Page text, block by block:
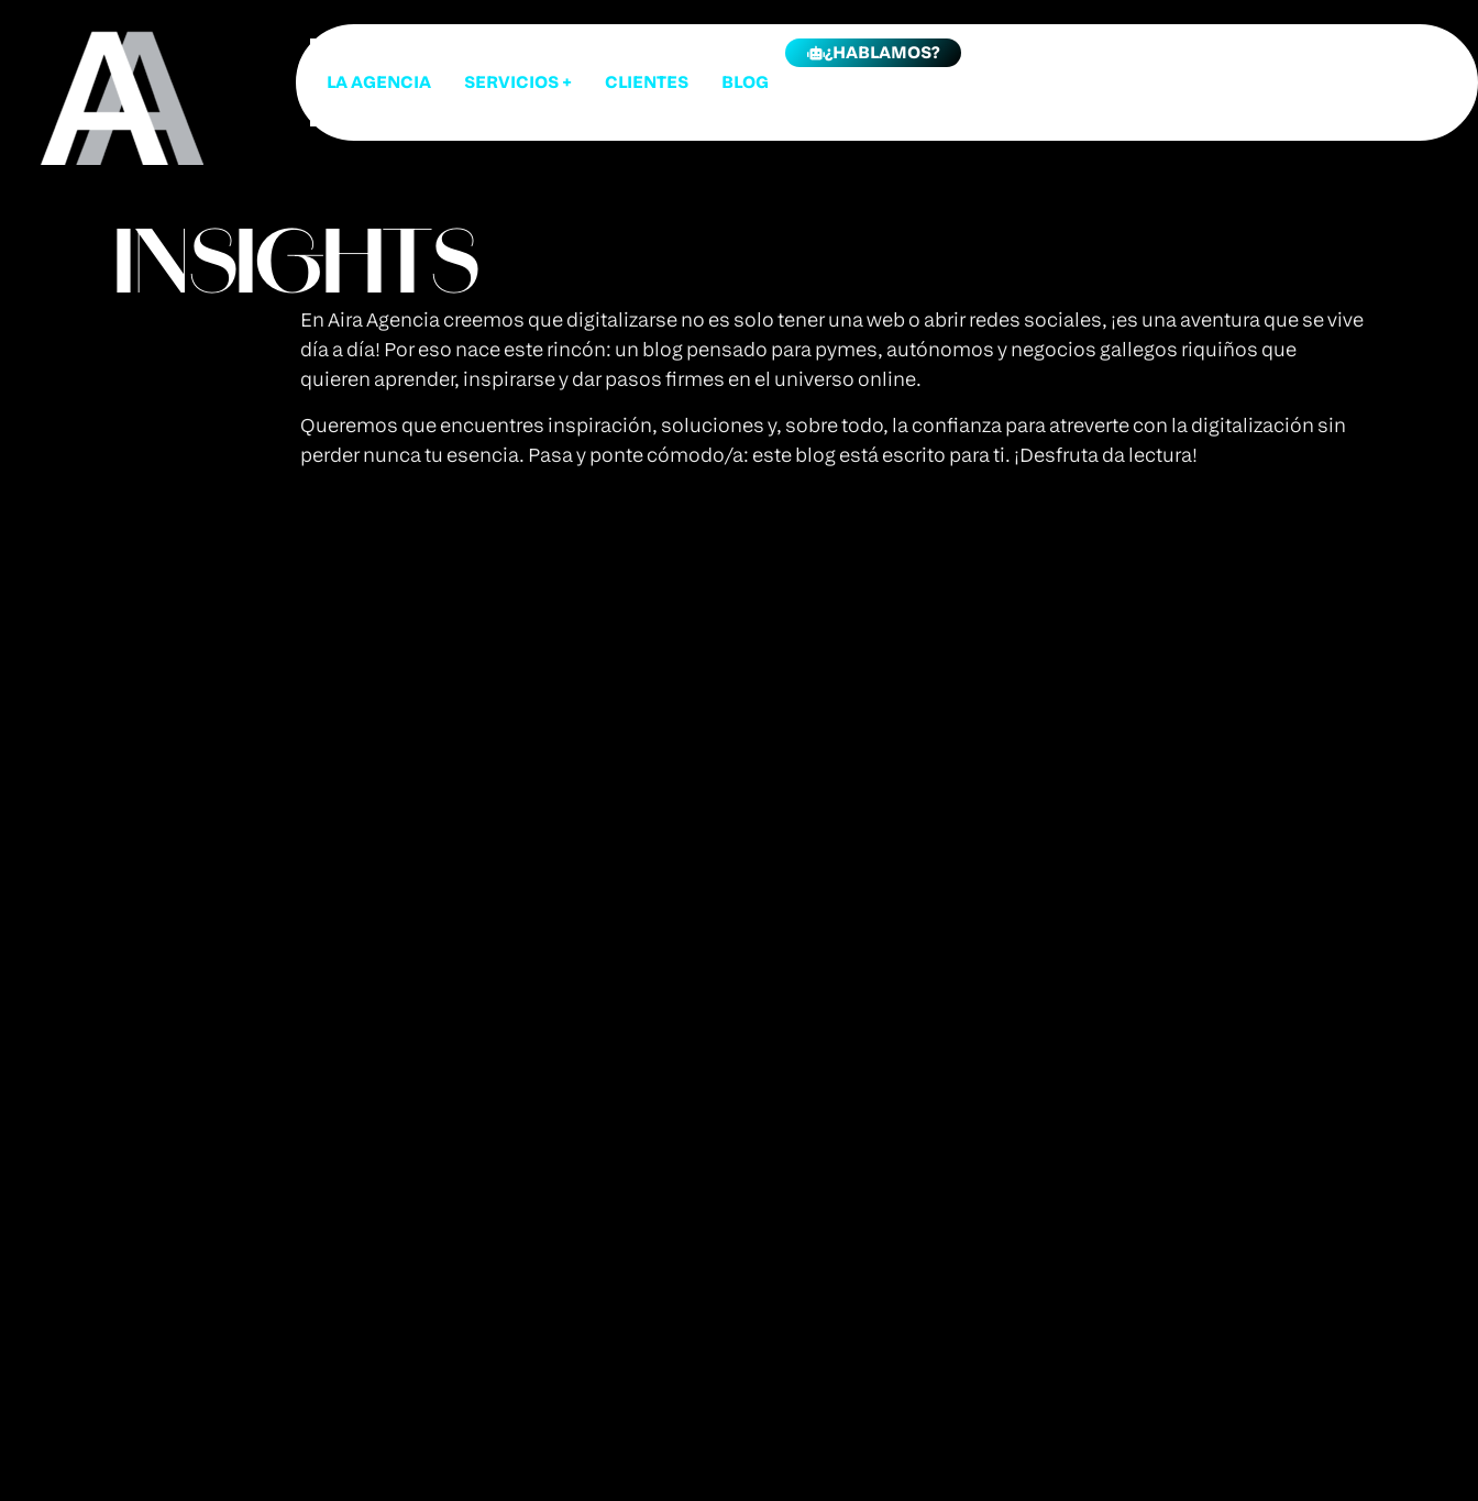
LA AGENCIA SERVICIOS + CLIENTES BLOG
¿HABLAMOS?
INSIGHTSEn Aira Agencia creemos que digitalizarse no es solo tener una web o abrir redes sociales, ¡es una aventura que se vive
día a día! Por eso nace este rincón: un blog pensado para pymes, autónomos y negocios gallegos riquiños que
quieren aprender, inspirarse y dar pasos firmes en el universo online.
Queremos que encuentres inspiración, soluciones y, sobre todo, la confianza para atreverte con la digitalización sin
perder nunca tu esencia. Pasa y ponte cómodo/a: este blog está escrito para ti. ¡Desfruta da lectura!